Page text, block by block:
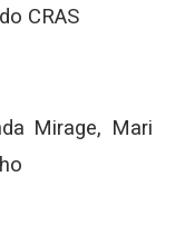
CRAS
Mirage, Mari